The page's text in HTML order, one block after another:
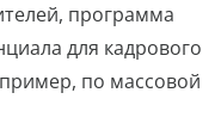
программа
для кадрового
по массовой